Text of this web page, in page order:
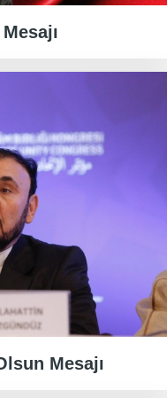
Mesajı